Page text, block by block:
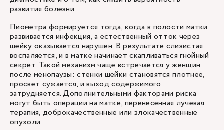
развития болезни.
Пиометра формируется тогда, когда в полости матки
развивается инфекция, а естественный отток через
шейку оказывается нарушен. В результате слизистая
воспаляется, и в матке начинает скапливаться гнойный
секрет. Такой механизм чаще встречается у женщин
после менопаузы: стенки шейки становятся плотнее,
просвет сужается, и выход содержимого
затрудняется. Дополнительными факторами риска
могут быть операции на матке, перенесенная лучевая
терапия, доброкачественные или злокачественные
опухоли.